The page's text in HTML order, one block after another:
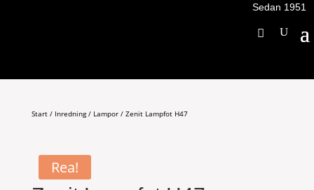
Sedan 1951
Start/ Inredning/ Lampor/ Zenit Lampfot H47
Rea!